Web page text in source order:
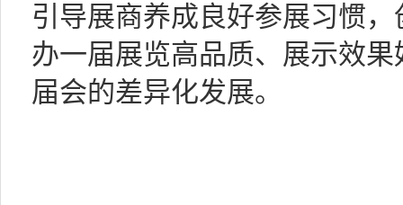
引导展商养成良好参展习惯
办一届展览高品质、展示效
届会的差异化发展。